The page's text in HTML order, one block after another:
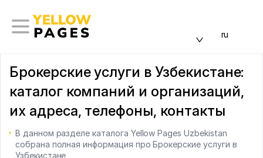
ru
Брокерские услуги в Узбекистане:
каталог компаний и организаций,
их адреса, телефоны, контакты
В данном разделе каталога Yellow Pages Uzbekistan
собрана полная информация про Брокерские услуги в
Узбекистане